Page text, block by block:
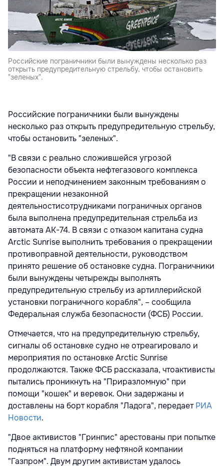
Российские пограничники были вынуждены несколько раз
открыть предупредительную стрельбу, чтобы остановить
"зеленых".
Российские пограничники были вынуждены
несколько раз открыть предупредительную стрельбу,
чтобы остановить "зеленых".
"В связи с реально сложившейся угрозой
безопасности объекта нефтегазового комплекса
России и неподчинением законным требованиям о
прекращении незаконной
деятельностисотрудниками пограничных органов
была выполнена предупредительная стрельба из
автомата АК-74. В связи с отказом капитана судна
Arctic Sunrise выполнить требования о прекращении
противоправной деятельности, руководством
принято решение об остановке судна. Пограничники
были вынуждены четырежды выполнять
предупредительную стрельбу из артиллерийской
установки пограничного корабля", – сообщила
Федеральная служба безопасности (ФСБ) России.
Отмечается, что на предупредительную стрельбу,
сигналы об остановке судно не отреагировало и
мероприятия по остановке Arctic Sunrise
продолжаются. Также ФСБ рассказала, чтоактивисты
пытались проникнуть на "Приразломную" при
помощи "кошек" и веревок. Они задержаны и
доставлены на борт корабля "Ладога", передаетРИА
Новости.
"Двое активистов "Гринпис" арестованы при попытке
подняться на платформу нефтяной компании
"Газпром". Двум другим активистам удалось